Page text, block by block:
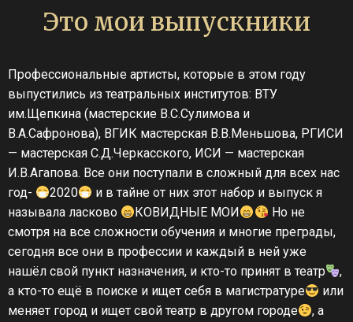
Это мои выпускники
Профессиональные артисты, которые в этом году
выпустились из театральных институтов: ВТУ
им.Щепкина (мастерские В.С.Сулимова и
В.А.Сафронова), ВГИК мастерская В.В.Меньшова, РГИСИ
— мастерская С.Д.Черкасского, ИСИ — мастерская
И.В.Агапова. Все они поступали в сложный для всех нас
год-
2020
и в тайне от них этот набор и выпуск я
называла ласково
КОВИДНЫЕ МОИ
Но не
смотря на все сложности обучения и многие преграды,
сегодня все они в профессии и каждый в ней уже
нашёл свой пункт назначения, и кто-то принят в театр
,
а кто-то ещё в поиске и ищет себя в магистратуре
или
меняет город и ищет свой театр в другом городе
, а